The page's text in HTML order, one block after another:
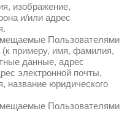
настоящей
КПБС
Политикой,
третьим лицам
Политике.
помощью веб-